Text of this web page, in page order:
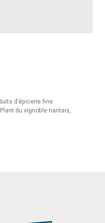
d’épicerie fine.
du vignoble nantais,